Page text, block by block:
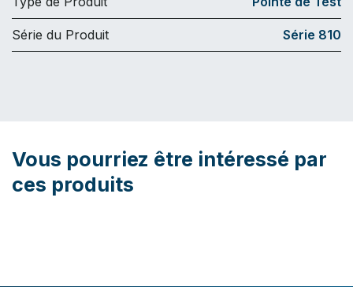
Série du Produit Série 810
Vous pourriez être intéressé par
ces produits